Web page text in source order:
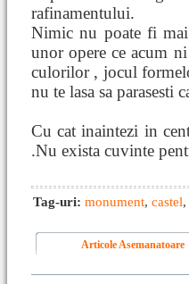
rafinamentului.
Nimic nu poate fi mai
unor opere ce acum
culorilor , jocul
nu te lasa sa parasesti
Cu cat inaintezi in
.Nu exista cuvinte
Tag-uri: monument, castel,
Articole Asemanatoare